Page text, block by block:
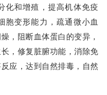
化和增殖，提高机体免疫
胞变形能力，疏通微小血
，阻断血体蛋白的变异，
，修复脏腑功能，消除免
应，达到自然排毒，自然